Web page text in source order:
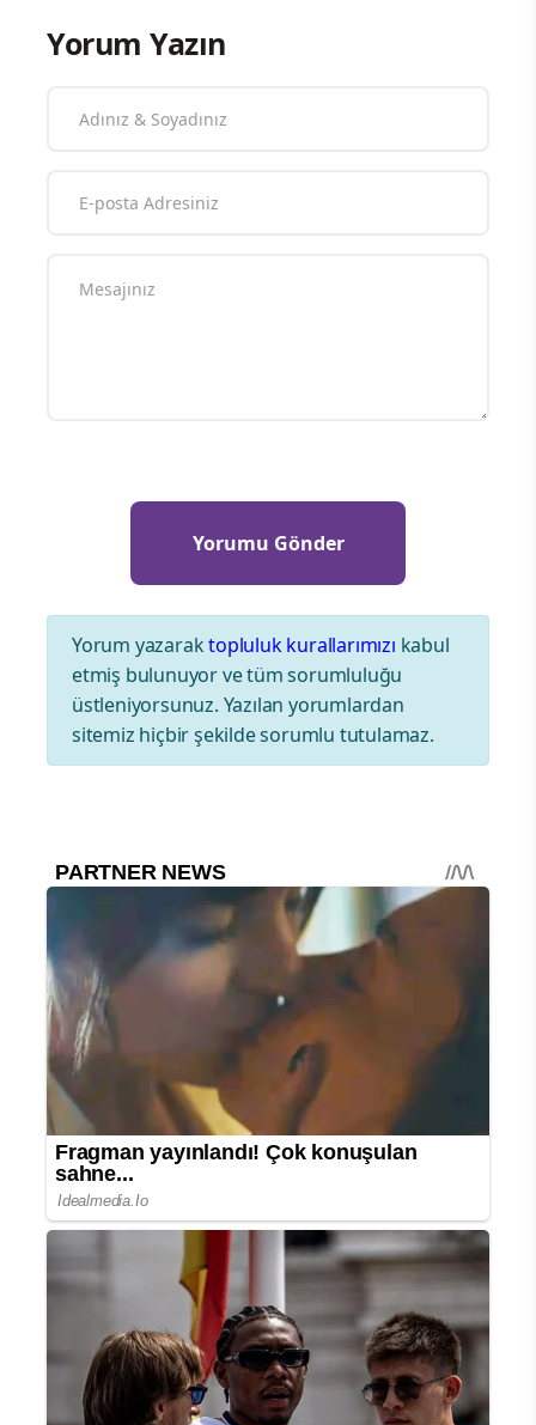
Yorum Yazın
Yorum yazaraktopluluk kurallarımızı kabul
etmiş bulunuyor ve tüm sorumluluğu
üstleniyorsunuz. Yazılan yorumlardan
sitemiz hiçbir şekilde sorumlu tutulamaz.